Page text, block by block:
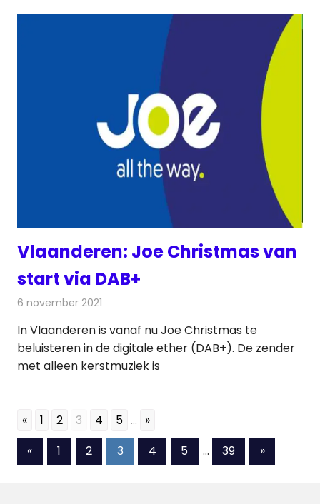
Vlaanderen: Joe Christmas van
start via DAB+
6 november 2021
In Vlaanderen is vanaf nu Joe Christmas te
beluisteren in de digitale ether (DAB+). De zender
met alleen kerstmuziek is
« 1 2 3 4 5 ... »
Berichten
«Vorige
berichten
1 2 3 4 5 … 39
Volgende
berichten
»